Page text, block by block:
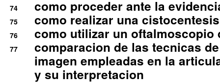
74 como proceder ante la
75 como realizar una
76 como utilizar un oftalmoscopio
77
comparacion de las tecnicas
imagen empleadas en la
y su interpretacion